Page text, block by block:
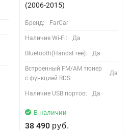
(2006-2015)
Бренд: FarCar
Наличие Wi-Fi: Да
Bluetooth(HandsFree): Да
Встроенный FM/AM тюнер
с функцией RDS:
Да
Наличие USB портов: Да
В наличии
38 490 руб.